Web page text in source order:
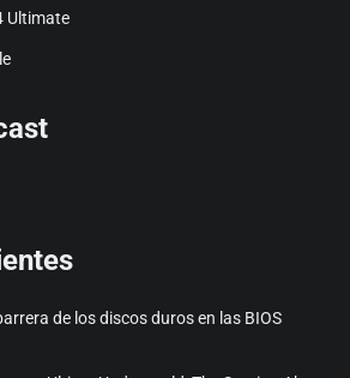
Ultimate
de los discos duros en las BIOS